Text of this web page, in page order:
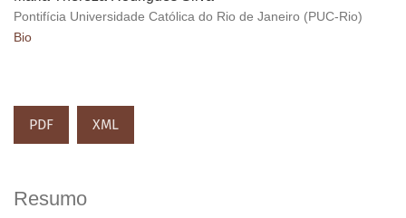
Pontifícia Universidade Católica do Rio de Janeiro (PUC-Rio)
Bio
PDF XML
Resumo